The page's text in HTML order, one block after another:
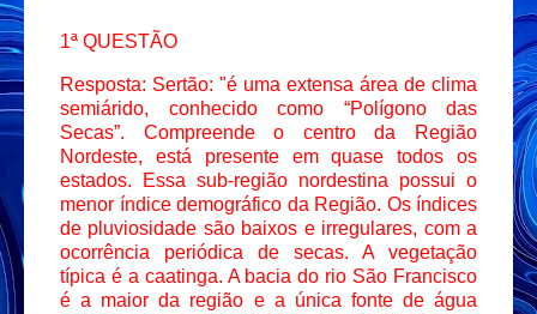
1ª QUESTÃO
Resposta: Sertão: "é uma extensa área de clima
semiárido, conhecido como “Polígono das
Secas”. Compreende o centro da Região
Nordeste, está presente em quase todos os
estados. Essa sub-região nordestina possui o
menor índice demográfico da Região. Os índices
de pluviosidade são baixos e irregulares, com a
ocorrência periódica de secas. A vegetação
típica é a caatinga. A bacia do rio São Francisco
é a maior da região e a única fonte de água